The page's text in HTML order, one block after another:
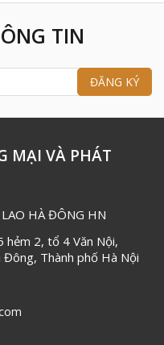
TIN
MẠI VÀ PHÁT
HÀ ĐÔNG HN
hẻm 2, tổ 4 Văn Nội,
Thành phố Hà Nội